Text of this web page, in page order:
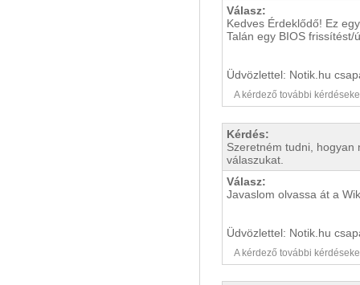
Válasz:
Kedves Érdeklődő! Ez
Talán egy BIOS
Üdvözlettel: Notik.hu
A kérdező további
Kérdés:
Szeretném tudni, hogyan
válaszukat.
Válasz:
Javaslom olvassa át a
Üdvözlettel: Notik.hu
A kérdező további